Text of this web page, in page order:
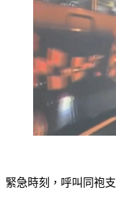
緊急時刻，呼叫同袍